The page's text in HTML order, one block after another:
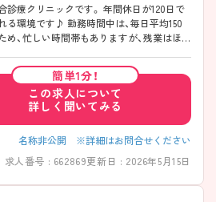
診療クリニックです。 年間休日が120日で
る環境です♪ 勤務時間中は、毎日平均150
、忙しい時間帯もありますが、残業はほぼ
トなど、さらに詳細をお話致しますのでお気
簡単1分！
この求人について
詳しく聞いてみる
名称非公開 ※詳細はお問合せください
求人番号 : 662869更新日 : 2026年5月15日